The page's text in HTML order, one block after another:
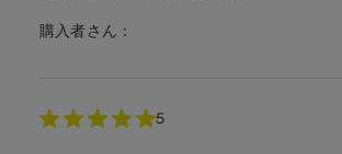
購入者さん：
5